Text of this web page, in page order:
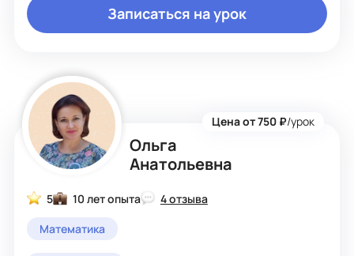
Записаться на урок
Ольга
Анатольевна
Цена от 750 ₽/урок
5 10 лет опыта
4 отзыва
Математика